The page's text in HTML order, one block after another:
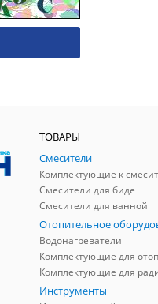
ТОВАРЫ
Смесители
Комплектующие к
Смесители для биде
Смесители для ванной
Отопительное
Водонагреватели
Инструменты